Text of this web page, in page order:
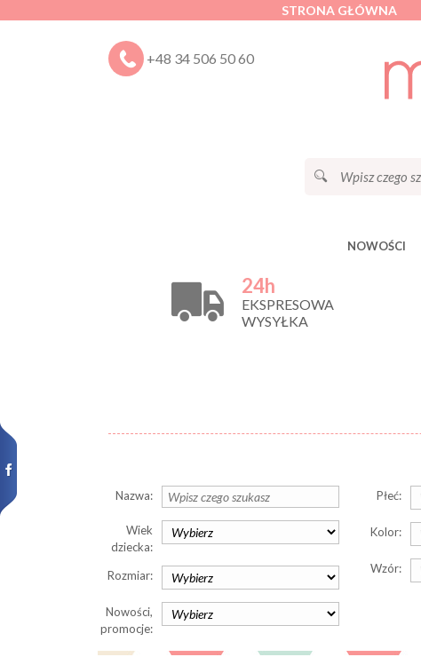
STRONA GŁÓWNA
+48 34 506 50 60
NOWOŚCI
24h
EKSPRESOWA
WYSYŁKA
Nazwa:
Wiek
dziecka:
Rozmiar:
Nowości,
promocje:
Płeć:
Kolor:
Wzór: